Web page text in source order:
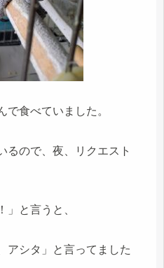
で食べていました。
るので、夜、リクエスト
」と言うと、
アシタ」と言ってました